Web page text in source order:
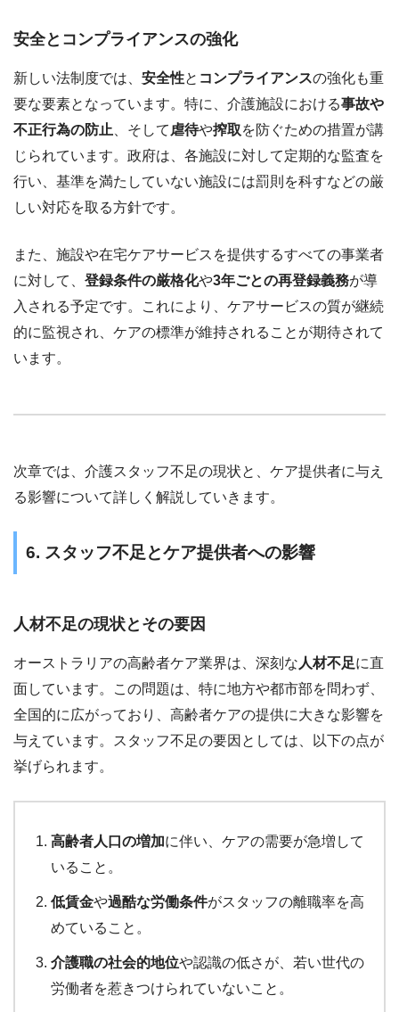
安全とコンプライアンスの強化
新しい法制度では、 安全性と コンプライアンスの強化も重
要な要素となっています。特に、介護施設における事故や
不正行為の防止 、そして 虐待や搾取を防ぐための措置が講
じられています。政府は、各施設に対して定期的な監査を
行い、基準を満たしていない施設には罰則を科すなどの厳
しい対応を取る方針です。
また、施設や在宅ケアサービスを提供するすべての事業者
に対して、 登録条件の厳格化や3年ごとの再登録義務が導
入される予定です。これにより、ケアサービスの質が継続
的に監視され、ケアの標準が維持されることが期待されて
います。
次章では、介護スタッフ不足の現状と、ケア提供者に与え
る影響について詳しく解説していきます。
6. スタッフ不足とケア提供者への影響
人材不足の現状とその要因
オーストラリアの高齢者ケア業界は、深刻な 人材不足に直
面しています。この問題は、特に地方や都市部を問わず、
全国的に広がっており、高齢者ケアの提供に大きな影響を
与えています。スタッフ不足の要因としては、以下の点が
挙げられます。
高齢者人口の増加に伴い、ケアの需要が急増して
いること。
低賃金や過酷な労働条件がスタッフの離職率を高
めていること。
介護職の社会的地位や認識の低さが、若い世代の
労働者を惹きつけられていないこと。